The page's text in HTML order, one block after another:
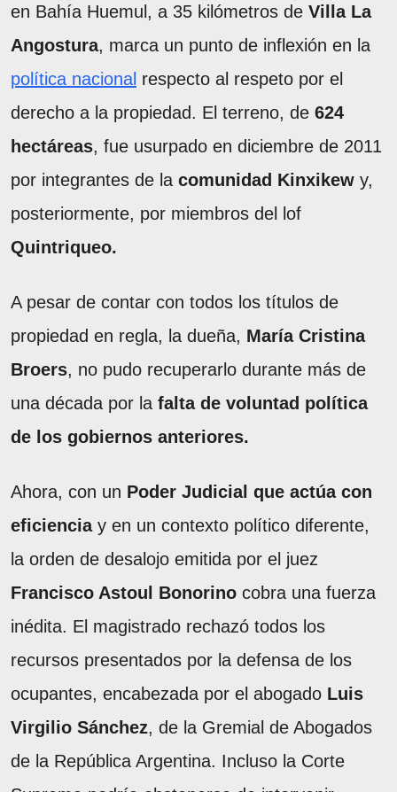
en Bahía Huemul, a 35 kilómetros de Villa La
Angostura, marca un punto de inflexión en la
política nacional respecto al respeto por el
derecho a la propiedad. El terreno, de 624
hectáreas, fue usurpado en diciembre de 2011
por integrantes de la comunidad Kinxikew y,
posteriormente, por miembros del lof
Quintriqueo.
A pesar de contar con todos los títulos de
propiedad en regla, la dueña, María Cristina
Broers, no pudo recuperarlo durante más de
una década por la falta de voluntad política
de los gobiernos anteriores.
Ahora, con un Poder Judicial que actúa con
eficiencia y en un contexto político diferente,
la orden de desalojo emitida por el juez
Francisco Astoul Bonorino cobra una fuerza
inédita. El magistrado rechazó todos los
recursos presentados por la defensa de los
ocupantes, encabezada por el abogado Luis
Virgilio Sánchez, de la Gremial de Abogados
de la República Argentina. Incluso la Corte